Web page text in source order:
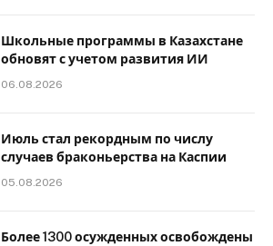
Школьные программы в Казахстане
обновят с учетом развития ИИ
06.08.2026
Июль стал рекордным по числу
случаев браконьерства на Каспии
05.08.2026
Более 1300 осужденных освобождены